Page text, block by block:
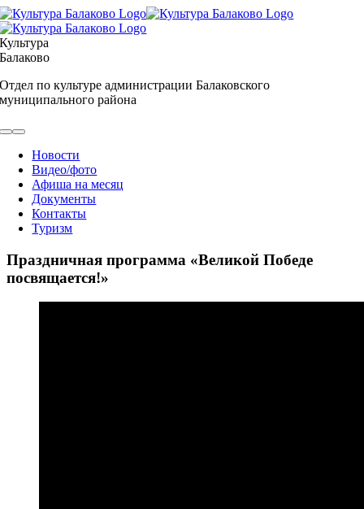
Skip
to
content
Культура
Балаково
Отдел по культуре администрации Балаковского
муниципального района
Toggle
NavigationНовости
Видео/фото
Афиша на месяц
Документы
Контакты
Туризм
Праздничная программа «Великой Победе
посвящается!»